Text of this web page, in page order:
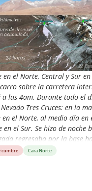
en el Norte, Central y Sur
sobre la carretera
a las 4am. Durante todo el
Tres Cruces: en la
en el Norte, al medio día en
en el Sur. Se hizo de noche
regresaba por la base
el circuito en 24 horas
cumbre Cara Norte